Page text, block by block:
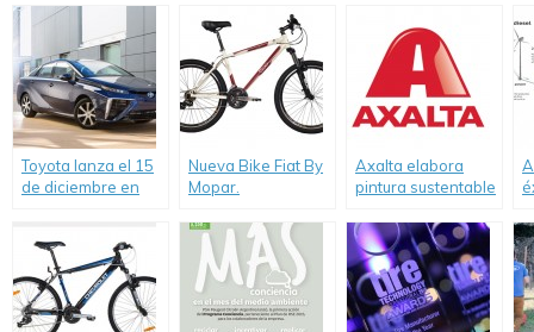
Toyota lanza el 15
de diciembre en
combustible
Nueva Bike Fiat By
Mopar.
Axalta elabora
pintura sustentable
automotor
y